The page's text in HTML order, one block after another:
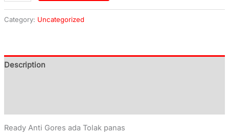
Category: Uncategorized
Description
Ready Anti Gores ada Tolak panas